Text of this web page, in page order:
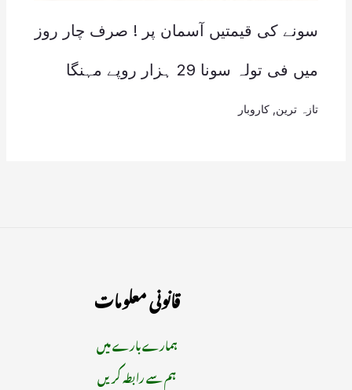
سونے کی قیمتیں آسمان پر ! صرف چار روز
میں فی تولہ سونا 29 ہزار روپے مہنگا
تازہ ترین کاروبار
قانونی معلومات
ہمارے بارے میں
ہم سے رابطہ کریں